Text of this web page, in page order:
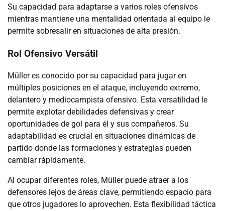
Su capacidad para adaptarse a varios roles ofensivos
mientras mantiene una mentalidad orientada al equipo le
permite sobresalir en situaciones de alta presión.
Rol Ofensivo Versátil
Müller es conocido por su capacidad para jugar en
múltiples posiciones en el ataque, incluyendo extremo,
delantero y mediocampista ofensivo. Esta versatilidad le
permite explotar debilidades defensivas y crear
oportunidades de gol para él y sus compañeros. Su
adaptabilidad es crucial en situaciones dinámicas de
partido donde las formaciones y estrategias pueden
cambiar rápidamente.
Al ocupar diferentes roles, Müller puede atraer a los
defensores lejos de áreas clave, permitiendo espacio para
que otros jugadores lo aprovechen. Esta flexibilidad táctica